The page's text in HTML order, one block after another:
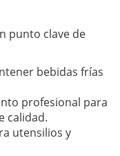
punto clave de
bebidas frías
profesional para
calidad.
utensilios y